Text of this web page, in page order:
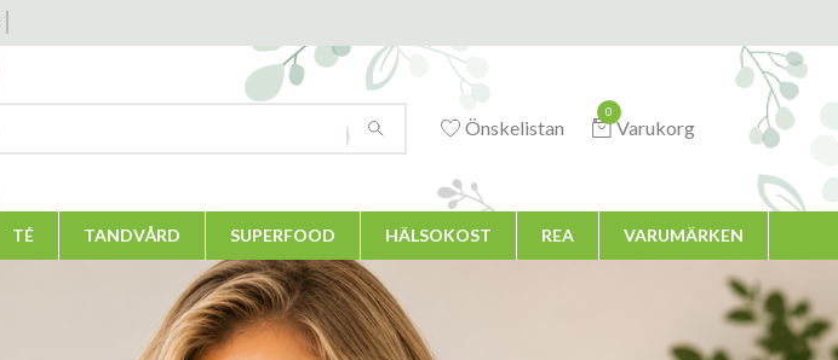
Önskelistan
0
Varukorg
TÉ TANDVÅRD SUPERFOOD HÄLSOKOST REA VARUMÄRKEN